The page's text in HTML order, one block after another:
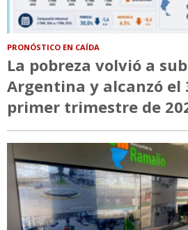
PRONÓSTICO EN CAÍDA
La pobreza volvió a
Argentina y alcanzó el
primer trimestre de